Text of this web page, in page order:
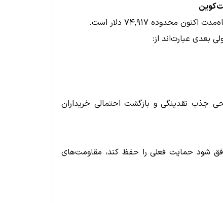
محدوده ۷۴,۹۱۷ دلار است.
بعدی عبارت‌اند از:
جذب نقدینگی و بازگشت احتمالی خریداران
شود حمایت فعلی را حفظ کند، مقاومت‌های